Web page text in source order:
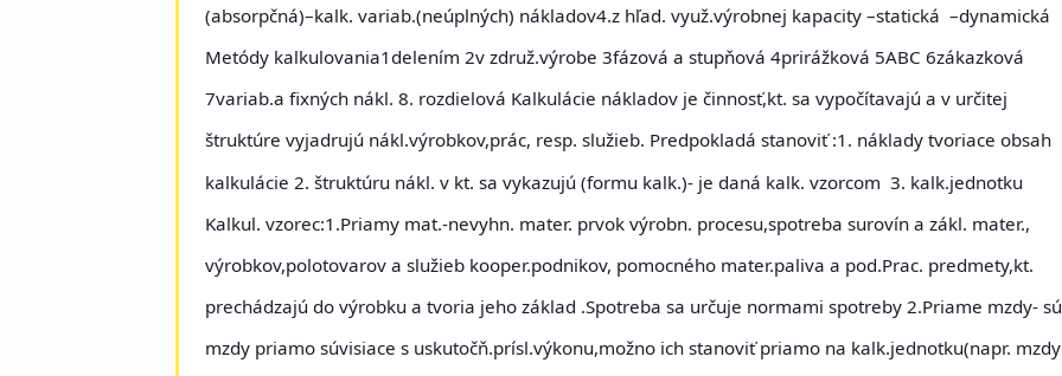
(absorpčná)–kalk. variab.(neúplných) nákladov4.z hľad. využ.výrobnej kapacity –statická –dynamická
Metódy kalkulovania1delením 2v združ.výrobe 3fázová a stupňová 4prirážková 5ABC 6zákazková
7variab.a fixných nákl. 8. rozdielová Kalkulácie nákladov je činnosť,kt. sa vypočítavajú a v určitej
štruktúre vyjadrujú nákl.výrobkov,prác, resp. služieb. Predpokladá stanoviť:1. náklady tvoriace obsah
kalkulácie 2. štruktúru nákl. v kt. sa vykazujú (formu kalk.)- je daná kalk. vzorcom 3. kalk.jednotku
Kalkul. vzorec:1.Priamy mat.-nevyhn. mater. prvok výrobn. procesu,spotreba surovín a zákl. mater.,
výrobkov,polotovarov a služieb kooper.podnikov, pomocného mater.paliva a pod.Prac. predmety,kt.
prechádzajú do výrobku a tvoria jeho základ .Spotreba sa určuje normami spotreby2.Priame mzdy- sú
mzdy priamo súvisiace s uskutočň.prísl.výkonu,možno ich stanoviť priamo na kalk.jednotku(napr. mzdy